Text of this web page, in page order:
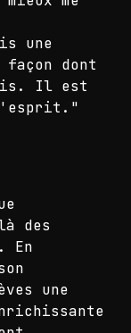
à la
me
une
dont
Il est
des
En
une